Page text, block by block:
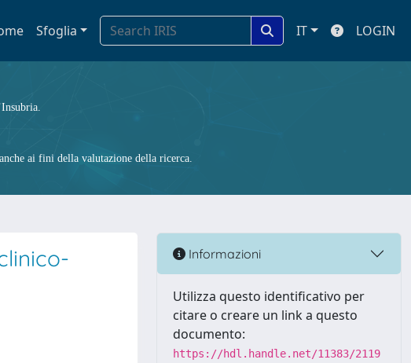
Sfoglia IT LOGIN
ai fini della valutazione della ricerca.
Informazioni
Utilizza questo identificativo per
citare o creare un link a questo
documento:
https://hdl.handle.net/11383/2119